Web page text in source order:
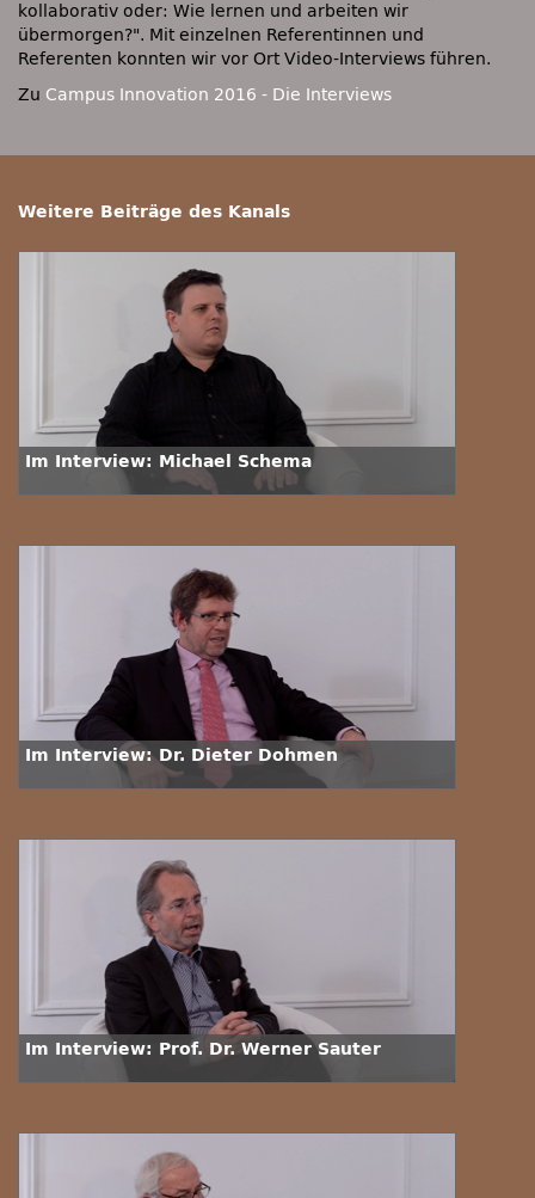
kollaborativ oder: Wie lernen und arbeiten wir
übermorgen? . Mit einzelnen Referentinnen und
Referenten konnten wir vor Ort Video-Interviews führen.
Zu Campus Innovation 2016 - Die Interviews
Weitere Beiträge des Kanals
Im Interview: Michael Schema
Im Interview: Dr. Dieter Dohmen
Im Interview: Prof. Dr. Werner Sauter